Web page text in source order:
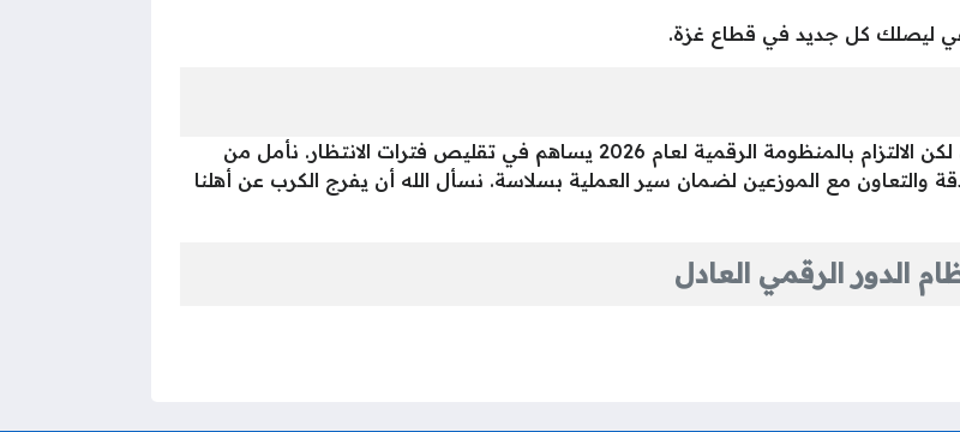
ليصلك كل جديد في قطاع غزة.
تحدياً كبيراً في قطاع غزة، لكن الالتزام بالمنظومة الرقمية لعام 2026 يساهم في تقليص فترات الانتظار. نأمل من
المواطنين متابعة كشوفات اليوم 15/01/2026 بدقة والتعاون مع الموزعين لضمان سير العملية بسلاسة. نسأل الله أن يفرج الكرب عن أهلنا